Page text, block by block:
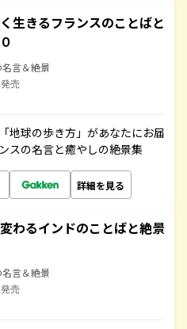
生きるフランスのことばと
名言＆絶景
売
地球の歩き方」があなたにお届
スの名言と癒やしの絶景集
詳細を見る
わるインドのことばと絶景
名言＆絶景
売